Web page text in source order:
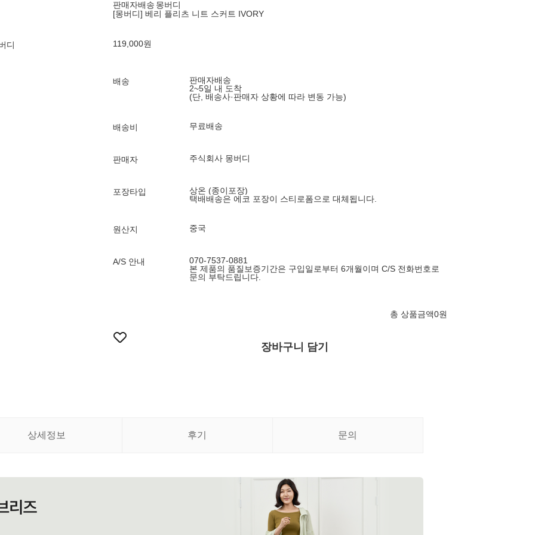
디
판매자배송 몽버디
[몽버디] 베리 플리츠 니트 스커트 IVORY
119,000원
배송
판매자배송
2~5일 내 도착
(단, 배송사·판매자 상황에 따라 변동 가능)
배송비 무료배송
판매자 주식회사 몽버디
포장타입
상온 (종이포장)
택배배송은 에코 포장이 스티로폼으로 대체됩니다.
원산지 중국
A/S 안내
070-7537-0881
본 제품의 품질보증기간은 구입일로부터 6개월이며 C/S 전화번호로
문의 부탁드립니다.
총 상품금액0원
장바구니 담기
상세정보 후기 문의